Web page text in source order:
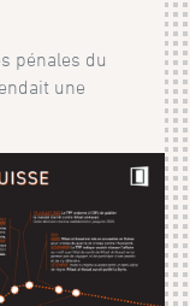
pénales du
une